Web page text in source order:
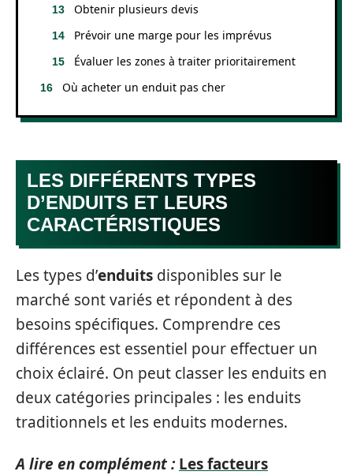
Obtenir plusieurs devis
Prévoir une marge pour les imprévus
Évaluer les zones à traiter prioritairement
Où acheter un enduit pas cher
LES DIFFÉRENTS TYPES
D’ENDUITS ET LEURS
CARACTÉRISTIQUES
Les types d’enduits disponibles sur le
marché sont variés et répondent à des
besoins spécifiques. Comprendre ces
différences est essentiel pour effectuer un
choix éclairé. On peut classer les enduits en
deux catégories principales : les enduits
traditionnels et les enduits modernes.
A lire en complément : Les facteurs